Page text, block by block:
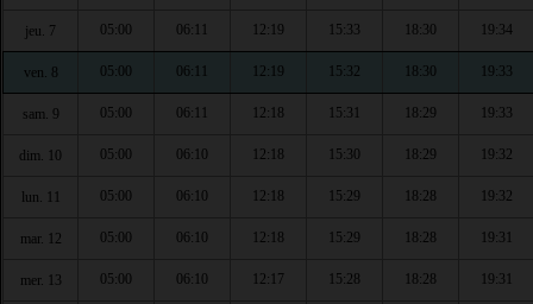
jeu. 7 05:00 06:11 12:19 15:33 18:30 19:34
ven. 8 05:00 06:11 12:19 15:32 18:30 19:33
sam. 9 05:00 06:11 12:18 15:31 18:29 19:33
dim. 10 05:00 06:10 12:18 15:30 18:29 19:32
lun. 11 05:00 06:10 12:18 15:29 18:28 19:32
mar. 12 05:00 06:10 12:18 15:29 18:28 19:31
mer. 13 05:00 06:10 12:17 15:28 18:28 19:31